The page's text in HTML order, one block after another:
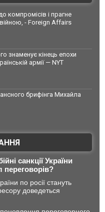
компромісів і прагне
війною, - Foreign Affairs
знаменує кінець епохи
армії — NYT
брифінга Михайла
санкції України
переговорів?
по росії стануть
доведеться